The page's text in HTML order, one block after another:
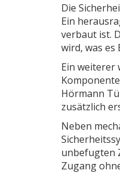
Die
Ein
verbaut ist.
wird, was es
Ein weiterer
Hörmann
zusätzlich
Neben
unbefugten
Zugang